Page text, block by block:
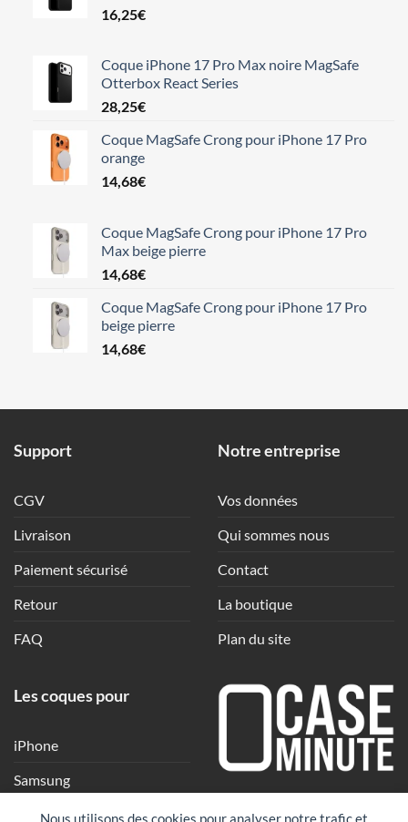
Nous utilisons des cookies pour analyser notre trafic et
16,25€
Coque iPhone 17 Pro Max noire MagSafe
Otterbox React Series
28,25€
Coque MagSafe Crong pour iPhone 17 Pro
orange
14,68€
Coque MagSafe Crong pour iPhone 17 Pro
Max beige pierre
14,68€
Coque MagSafe Crong pour iPhone 17 Pro
beige pierre
14,68€
Support
CGV
Livraison
Paiement sécurisé
Retour
FAQ
Notre entreprise
Vos données
Qui sommes nous
Contact
La boutique
Plan du site
Les coques pour
iPhone
Samsung
Xiaomi
Une coque en quelques